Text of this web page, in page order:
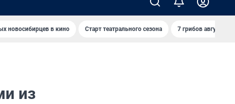
новосибирцев в кино Старт театрального сезона 7 грибов августа
из